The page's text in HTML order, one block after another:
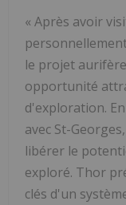
« Après avoir
le projet
opportunité
d'exploration.
avec St-
libérer le
exploré. Thor
clés d'un